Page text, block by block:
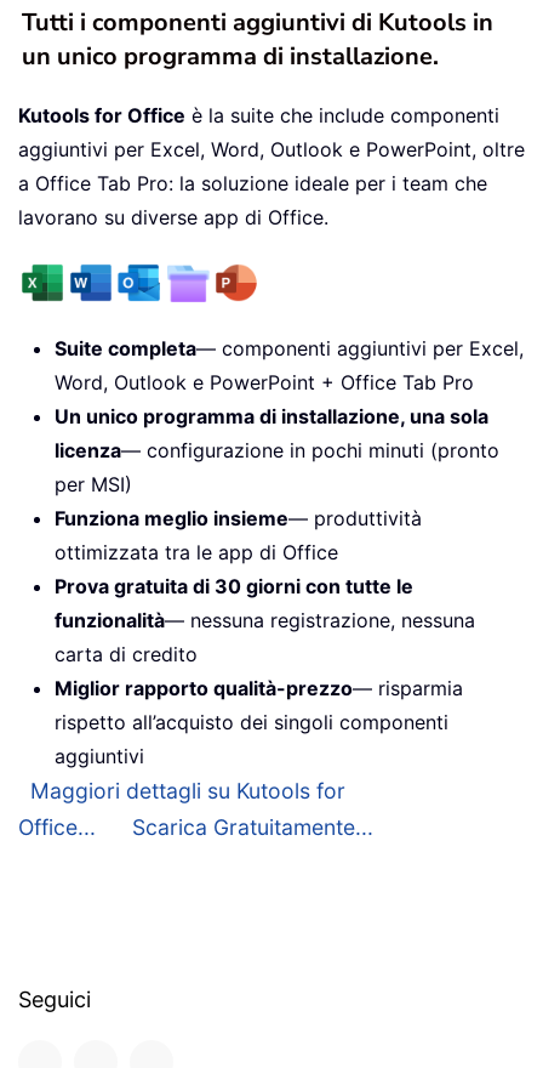
Tutti i componenti aggiuntivi di Kutools in
un unico programma di installazione.
Kutools for Office è la suite che include componenti
aggiuntivi per Excel, Word, Outlook e PowerPoint, oltre
a Office Tab Pro: la soluzione ideale per i team che
lavorano su diverse app di Office.
Suite completa— componenti aggiuntivi per Excel,
Word, Outlook e PowerPoint + Office Tab Pro
Un unico programma di installazione, una sola
licenza— configurazione in pochi minuti (pronto
per MSI)
Funziona meglio insieme— produttività
ottimizzata tra le app di Office
Prova gratuita di 30 giorni con tutte le
funzionalità— nessuna registrazione, nessuna
carta di credito
Miglior rapporto qualità-prezzo— risparmia
rispetto all’acquisto dei singoli componenti
aggiuntivi
Maggiori dettagli su Kutools for
Office...
Scarica Gratuitamente...
Seguici